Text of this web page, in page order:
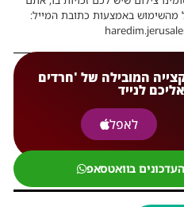
מהשימוש באמצעות כתובת המייל:
המובילה של 'חרדים
לנייד
לאפל
בוואטסאפ